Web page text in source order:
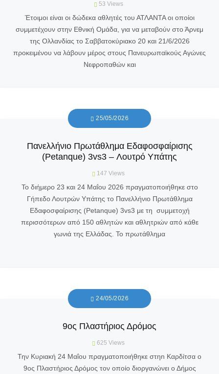
53 Views
Έτοιμοι είναι οι δώδεκα αθλητές του ΑΤΛΑΝΤΑ οι οποίοι
συμμετέχουν στην Εθνική Ομάδα, για να μεταβούν στο Άρνεμ
της Ολλανδίας το Σαββατοκύριακο 20 και 21/6/2026
προκειμένου να λάβουν μέρος στους Πανευρωπαϊκούς Αγώνες
Νεφροπαθών και
25/05/2026
Πανελλήνιο Πρωτάθλημα Εδαφοσφαίρισης
(Petanque) 3vs3 – Λουτρό Υπάτης
147 Views
Το διήμερο 23 και 24 Μαΐου 2026 πραγματοποιήθηκε στο
Γήπεδο Λουτρών Υπάτης το Πανελλήνιο Πρωτάθλημα
Εδαφοσφαίρισης (Petanque) 3vs3 με τη συμμετοχή
περισσότερων από 150 αθλητών και αθλητριών από κάθε
γωνιά της Ελλάδας. Το πρωτάθλημα
24/05/2026
9ος Πλαστήριος Δρόμος
625 Views
Την Κυριακή 24 Μαΐου πραγματοποιήθηκε στηn Καρδίτσα ο
9ος Πλαστήριος Δρόμος τον οποίο διοργανώνει ο Δήμος